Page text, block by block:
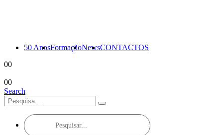
50 AnosFormaçãoNewsCONTACTOS
00
00
Search
Products
search